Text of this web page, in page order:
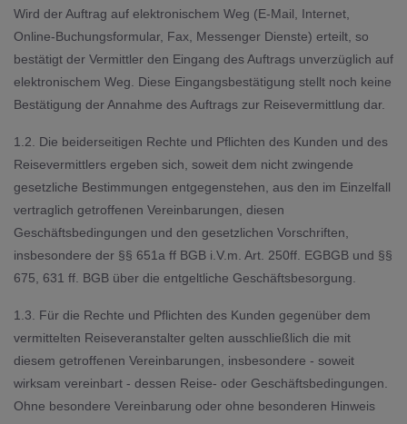
Wird der Auftrag auf elektronischem Weg (E-Mail, Internet,
Online-Buchungsformular, Fax, Messenger Dienste) erteilt, so
bestätigt der Vermittler den Eingang des Auftrags unverzüglich auf
elektronischem Weg. Diese Eingangsbestätigung stellt noch keine
Bestätigung der Annahme des Auftrags zur Reisevermittlung dar.
1.2. Die beiderseitigen Rechte und Pflichten des Kunden und des
Reisevermittlers ergeben sich, soweit dem nicht zwingende
gesetzliche Bestimmungen entgegenstehen, aus den im Einzelfall
vertraglich getroffenen Vereinbarungen, diesen
Geschäftsbedingungen und den gesetzlichen Vorschriften,
insbesondere der §§ 651a ff BGB i.V.m. Art. 250ff. EGBGB und §§
675, 631 ff. BGB über die entgeltliche Geschäftsbesorgung.
1.3. Für die Rechte und Pflichten des Kunden gegenüber dem
vermittelten Reiseveranstalter gelten ausschließlich die mit
diesem getroffenen Vereinbarungen, insbesondere - soweit
wirksam vereinbart - dessen Reise- oder Geschäftsbedingungen.
Ohne besondere Vereinbarung oder ohne besonderen Hinweis